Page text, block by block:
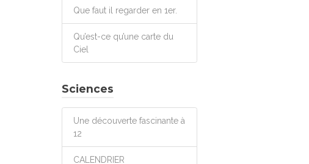
Que faut il regarder en 1er.
Qu’est-ce qu’une carte du
Ciel
Sciences
Une découverte fascinante à
12
CALENDRIER